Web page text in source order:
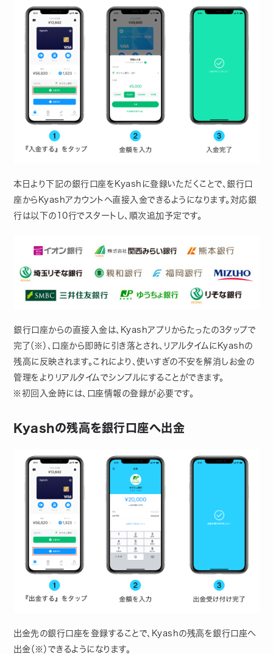
本日より下記の銀行口座をKyashに登録いただくことで、銀行口
座からKyashアカウントへ直接入金できるようになります。対応銀
行は以下の10行でスタートし、順次追加予定です。
銀行口座からの直接入金は、Kyashアプリからたったの3タップで
完了（※）、口座から即時に引き落とされ、リアルタイムにKyashの
残高に反映されます。これにより、使いすぎの不安を解消しお金の
管理をよりリアルタイムでシンプルにすることができます。
※初回入金時には、口座情報の登録が必要です。
Kyashの残高を銀行口座へ出金
出金先の銀行口座を登録することで、Kyashの残高を銀行口座へ
出金（※）できるようになります。